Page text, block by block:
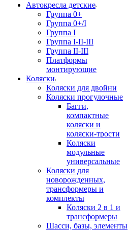
Автокресла детские
Группа 0+
Группа 0+/I
Группа I
Группа I-II-III
Группа II-III
Платформы
монтирующие
Коляски
Коляски для двойни
Коляски прогулочные
Багги,
компактные
коляски и
коляски-трости
Коляски
модульные
универсальные
Коляски для
новорожденных,
трансформеры и
комплекты
Коляски 2 в 1 и
трансформеры
Шасси, базы, элементы